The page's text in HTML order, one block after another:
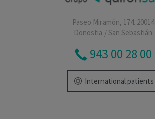
Paseo Miramón, 174. 20014
Donostia / San Sebastián
943 00 28 00
International patients